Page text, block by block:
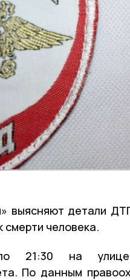
выясняют детали
смерти человека.
21:30 на
По данным